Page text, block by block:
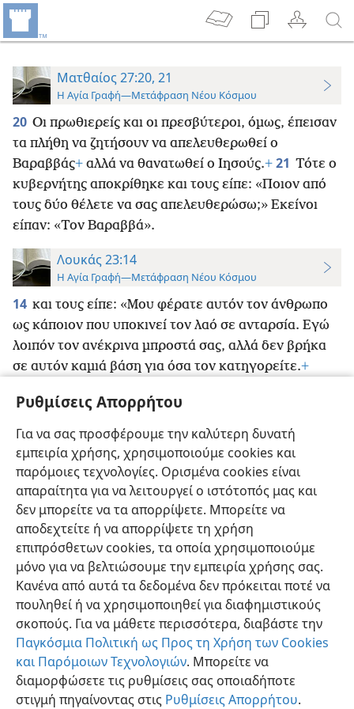
Ρυθμίσεις Απορρήτου
Για να σας προσφέρουμε την καλύτερη δυνατή
εμπειρία χρήσης, χρησιμοποιούμε cookies και
παρόμοιες τεχνολογίες. Ορισμένα cookies είναι
απαραίτητα για να λειτουργεί ο ιστότοπός μας και
δεν μπορείτε να τα απορρίψετε. Μπορείτε να
αποδεχτείτε ή να απορρίψετε τη χρήση
επιπρόσθετων cookies, τα οποία χρησιμοποιούμε
μόνο για να βελτιώσουμε την εμπειρία χρήσης σας.
Κανένα από αυτά τα δεδομένα δεν πρόκειται ποτέ να
πουληθεί ή να χρησιμοποιηθεί για διαφημιστικούς
σκοπούς. Για να μάθετε περισσότερα, διαβάστε την
Παγκόσμια Πολιτική ως Προς τη Χρήση των Cookies
και Παρόμοιων Τεχνολογιών. Μπορείτε να
διαμορφώσετε τις ρυθμίσεις σας οποιαδήποτε
στιγμή πηγαίνοντας στις Ρυθμίσεις Απορρήτου.
Ματθαίος 27:20, 21
Η Αγία Γραφή—Μετάφραση Νέου Κόσμου
20 Οι πρωθιερείς και οι πρεσβύτεροι, όμως, έπεισαν
τα πλήθη να ζητήσουν να απελευθερωθεί ο
Βαραββάς+ αλλά να θανατωθεί ο Ιησούς.+ 21 Τότε ο
κυβερνήτης αποκρίθηκε και τους είπε: «Ποιον από
τους δύο θέλετε να σας απελευθερώσω;» Εκείνοι
είπαν: «Τον Βαραββά».
Λουκάς 23:14
Η Αγία Γραφή—Μετάφραση Νέου Κόσμου
14 και τους είπε: «Μου φέρατε αυτόν τον άνθρωπο
ως κάποιον που υποκινεί τον λαό σε ανταρσία. Εγώ
λοιπόν τον ανέκρινα μπροστά σας, αλλά δεν βρήκα
σε αυτόν καμιά βάση για όσα τον κατηγορείτε.+
Λουκάς 23:18
Αλλά όλο το πλήθος φώναξε: «Θανάτωσέ τον
αυτόν * και απελευθέρωσέ μας τον Βαραββά!»
Ελληνική Προτιμήσεις
Copyright© 2026 Watch Tower Bible and Tract Society of Pennsylvania
Όροι Χρήσης Πολιτική Απορρήτου
Ρυθμίσεις Απορρήτου
JW.ORG
Σύνδεση